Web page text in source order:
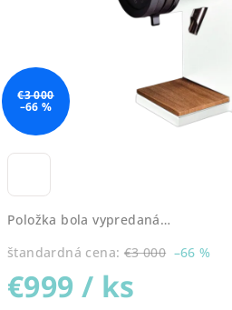
Položka bola vypredaná…
štandardná cena: €3 000 –66 %
€999 / ks
€3 000
–66 %